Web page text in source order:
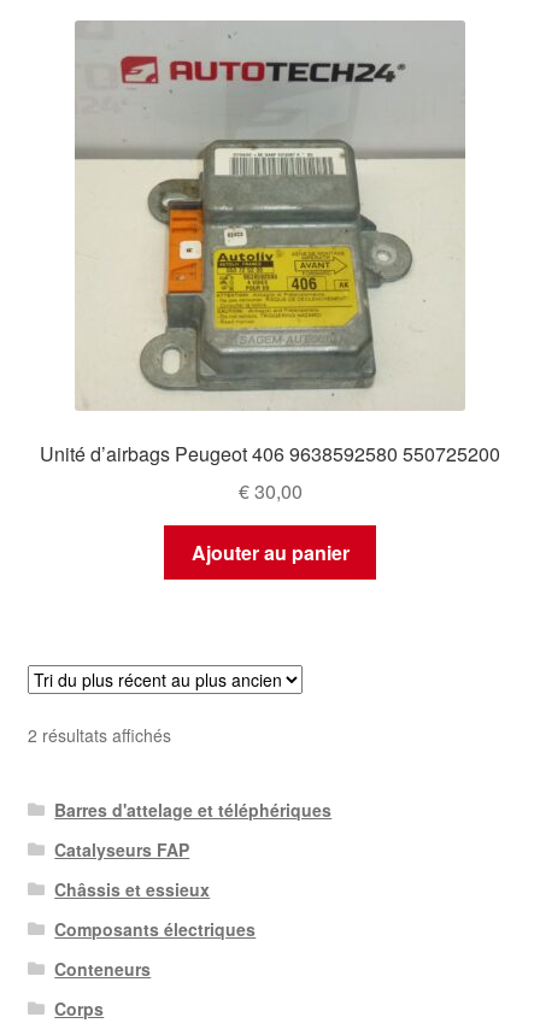
Unité d’airbags Peugeot 406 9638592580 550725200
€30,00
Ajouter au panier
2 résultats affichésTrié
récent
au
plus
ancien
Barres d'attelage et téléphériques
Catalyseurs FAP
Châssis et essieux
Composants électriques
Conteneurs
Corps